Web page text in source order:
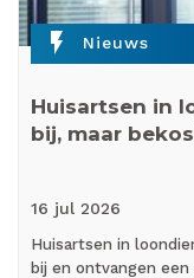
flash_on Nieuws
Huisartsen in
bij, maar
16 jul 2026
Huisartsen in
bij en ontvangen